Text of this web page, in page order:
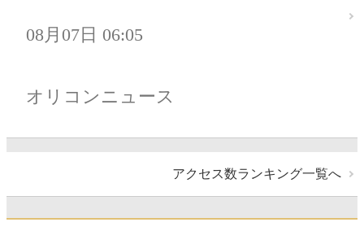
08月07日 06:05
オリコンニュース
アクセス数ランキング一覧へ